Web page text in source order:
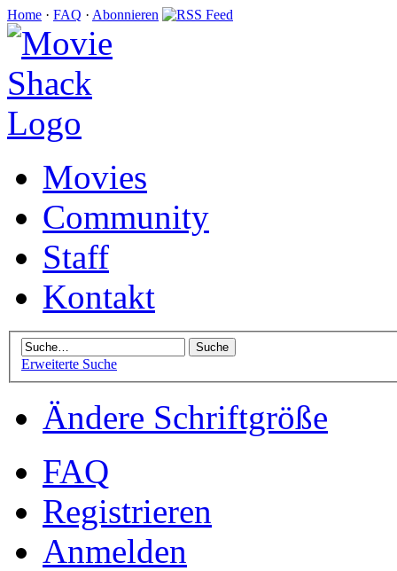
Home · FAQ · Abonnieren
Movies
Community
Staff
Kontakt
Erweiterte Suche
Ändere Schriftgröße
FAQ
Registrieren
Anmelden